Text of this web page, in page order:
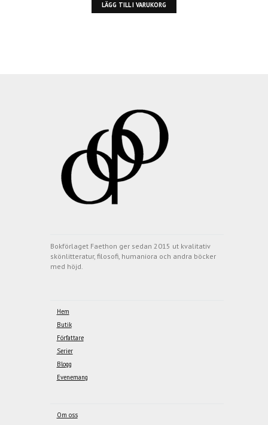
LÄGG TILL I VARUKORG
Bokförlaget Faethon ger sedan 2015 ut kvalitativ
skönlitteratur, filosofi, humaniora och andra böcker
med höjd.
Hem
Butik
Författare
Serier
Blogg
Evenemang
Om oss